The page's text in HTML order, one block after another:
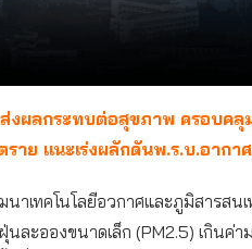
งผลกระทบต่อสุขภาพ ครอบค
ย แนะเร่งผลักดันพ.ร.บ.อากา
เทคโนโลยีอวกาศและภูมิสารสน
ละอองขนาดเล็ก (PM2.5) เกินค่า